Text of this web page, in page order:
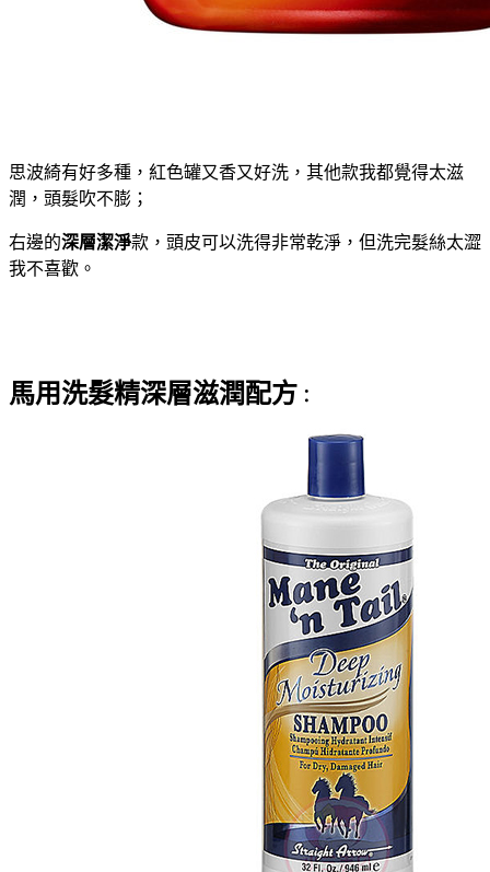
思波綺有好多種，紅色罐又香又好洗，其他款我都覺得太滋
潤，頭髮吹不膨；
右邊的深層潔淨款，頭皮可以洗得非常乾淨，但洗完髮絲太澀
我不喜歡。
馬用洗髮精深層滋潤配方 ：